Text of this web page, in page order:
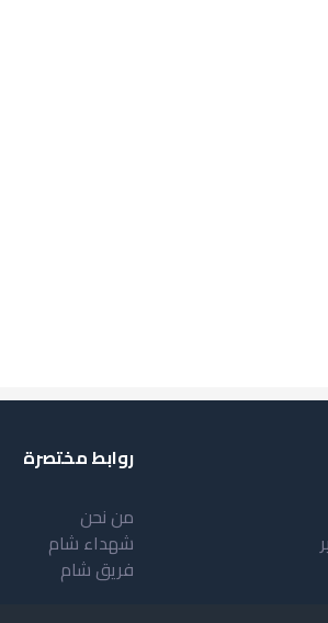
روابط مختصرة
من نحن
شهداء شام
فريق شام